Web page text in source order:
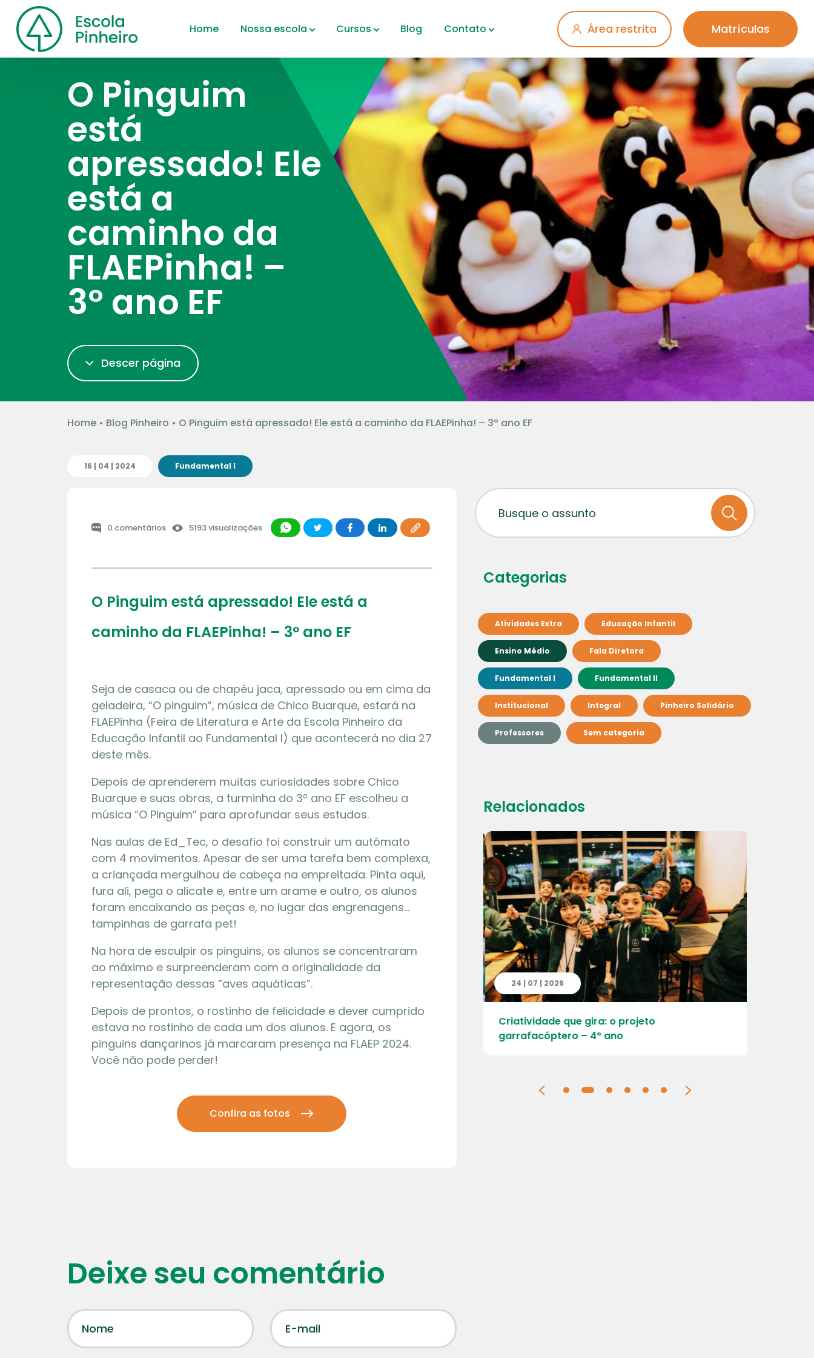
Home Nossa escola Cursos Blog Contato Área restrita Matrículas
O Pinguim
está
apressado! Ele
está a
caminho da
FLAEPinha! –
3º ano EF
Descer página
Home• Blog Pinheiro • O Pinguim está apressado! Ele está a caminho da FLAEPinha! – 3º ano EF
16 | 04 | 2024 Fundamental I
0 comentários 5193 visualizações
O Pinguim está apressado! Ele está a
caminho da FLAEPinha! – 3º ano EF
Seja de casaca ou de chapéu jaca, apressado ou em cima da
geladeira, “O pinguim”, música de Chico Buarque, estará na
FLAEPinha (Feira de Literatura e Arte da Escola Pinheiro da
Educação Infantil ao Fundamental I) que acontecerá no dia 27
deste mês.
Depois de aprenderem muitas curiosidades sobre Chico
Buarque e suas obras, a turminha do 3º ano EF escolheu a
música “O Pinguim” para aprofundar seus estudos.
Nas aulas de Ed_Tec, o desafio foi construir um autômato
com 4 movimentos. Apesar de ser uma tarefa bem complexa,
a criançada mergulhou de cabeça na empreitada. Pinta aqui,
fura ali, pega o alicate e, entre um arame e outro, os alunos
foram encaixando as peças e, no lugar das engrenagens…
tampinhas de garrafa pet!
Na hora de esculpir os pinguins, os alunos se concentraram
ao máximo e surpreenderam com a originalidade da
representação dessas “aves aquáticas”.
Depois de prontos, o rostinho de felicidade e dever cumprido
estava no rostinho de cada um dos alunos. E agora, os
pinguins dançarinos já marcaram presença na FLAEP 2024.
Você não pode perder!
Confira as fotos
Deixe seu comentário
Categorias
Atividades Extra Educação Infantil
Ensino Médio Fala Diretora
Fundamental I Fundamental II
Institucional Integral Pinheiro Solidário
Professores Sem categoria
Relacionados
27 | 07 | 2026
Visita ao Parque Ecológico da Cantareira –
Núcleo Engordador
24 | 07 | 2026
Criatividade que gira: o projeto
garrafacóptero – 4º ano